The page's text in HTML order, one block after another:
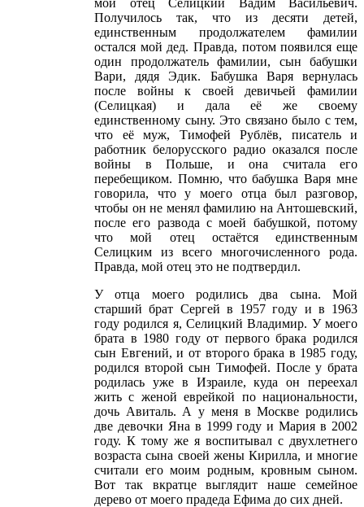
Получилось так, что из десяти детей,
единственным продолжателем фамилии
остался мой дед. Правда, потом появился еще
один продолжатель фамилии, сын бабушки
Вари, дядя Эдик. Бабушка Варя вернулась
после войны к своей девичьей фамилии
(Селицкая) и дала её же своему
единственному сыну. Это связано было с тем,
что её муж, Тимофей Рублёв, писатель и
работник белорусского радио оказался после
войны в Польше, и она считала его
перебещиком. Помню, что бабушка Варя мне
говорила, что у моего отца был разговор,
чтобы он не менял фамилию на Антошевский,
после его развода с моей бабушкой, потому
что мой отец остаётся единственным
Селицким из всего многочисленного рода.
Правда, мой отец это не подтвердил.
У отца моего родились два сына. Мой
старший брат Сергей в 1957 году и в 1963
году родился я, Селицкий Владимир. У моего
брата в 1980 году от первого брака родился
сын Евгений, и от второго брака в 1985 году,
родился второй сын Тимофей. После у брата
родилась уже в Израиле, куда он переехал
жить с женой еврейкой по национальности,
дочь Авиталь. А у меня в Москве родились
две девочки Яна в 1999 году и Мария в 2002
году. К тому же я воспитывал с двухлетнего
возраста сына своей жены Кирилла, и многие
считали его моим родным, кровным сыном.
Вот так вкратце выглядит наше семейное
дерево от моего прадеда Ефима до сих дней.